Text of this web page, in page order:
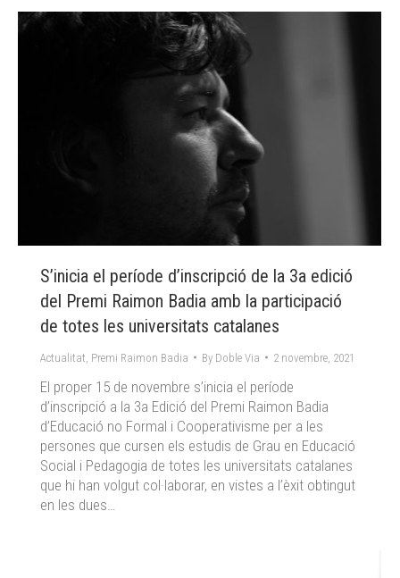
S’inicia el període d’inscripció de la 3a edició
del Premi Raimon Badia amb la participació
de totes les universitats catalanes
Actualitat Premi Raimon Badia By Doble Via 2 novembre, 2021
El proper 15 de novembre s’inicia el període
d’inscripció a la 3a Edició del Premi Raimon Badia
d’Educació no Formal i Cooperativisme per a les
persones que cursen els estudis de Grau en Educació
Social i Pedagogia de totes les universitats catalanes
que hi han volgut col·laborar, en vistes a l’èxit obtingut
en les dues…